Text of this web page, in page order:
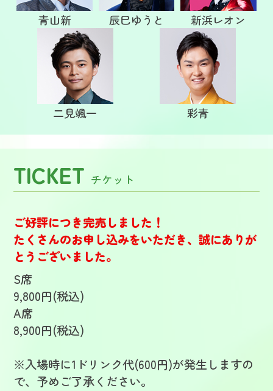
青山新 辰巳ゆうと 新浜レオン
二見颯一 彩青
TICKET チケット
ご好評につき完売しました！
たくさんのお申し込みをいただき、誠にありが
とうございました。
S席
9,800円(税込)
A席
8,900円(税込)
※入場時に1ドリンク代(600円)が発生しますの
で、予めご了承ください。